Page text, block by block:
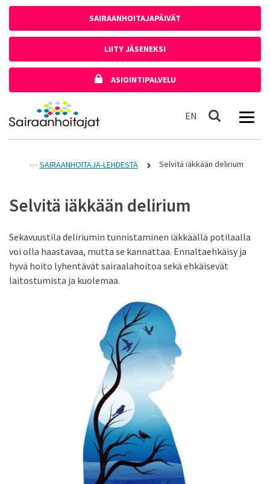
SAIRAANHOITAJAPÄIVÄT
LIITY JÄSENEKSI
ASIOINTIPALVELU
Etusivulle
EN In English
Haku
SAIRAANHOITAJA-LEHDESTÄ Selvitä iäkkään delirium
Selvitä iäkkään delirium
Sekavuustila deliriumin tunnistaminen iäkkäällä potilaalla
voi olla haastavaa, mutta se kannattaa. Ennaltaehkäisy ja
hyvä hoito lyhentävät sairaalahoitoa sekä ehkäisevät
laitostumista ja kuolemaa.